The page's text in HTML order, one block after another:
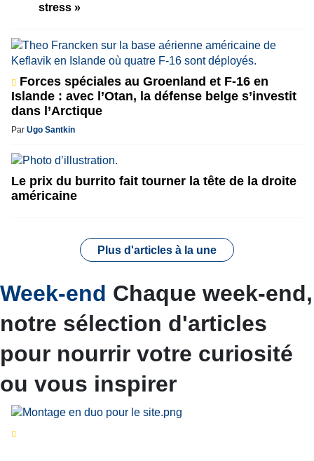
stress »
Forces spéciales au Groenland et F-16 en
Islande : avec l’Otan, la défense belge s’investit
dans l’Arctique
Par Ugo Santkin
Le prix du burrito fait tourner la tête de la droite
américaine
Plus d'articles à la une
Week-end Chaque week-end,
notre sélection d'articles
pour nourrir votre curiosité
ou vous inspirer